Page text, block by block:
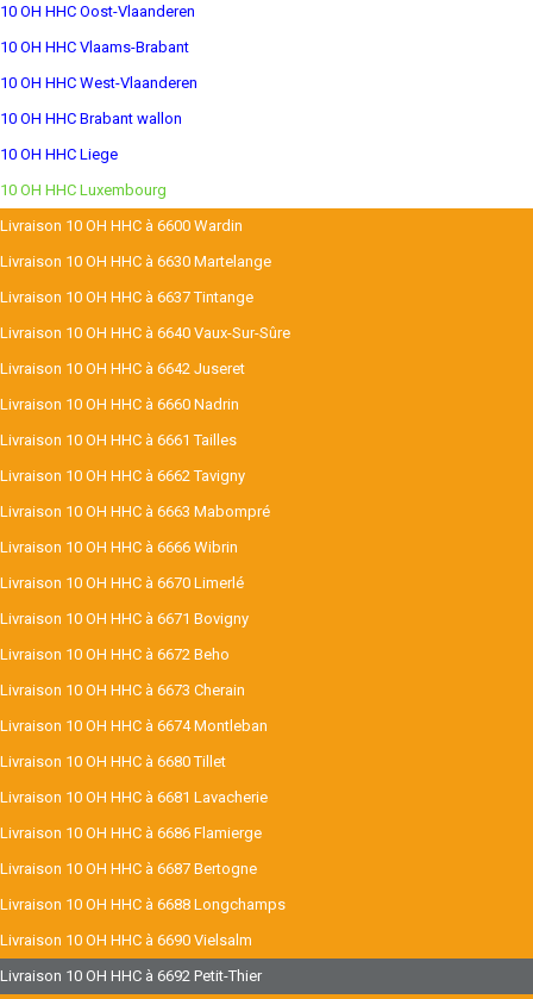
10 OH HHC Oost-Vlaanderen
10 OH HHC Vlaams-Brabant
10 OH HHC West-Vlaanderen
10 OH HHC Brabant wallon
10 OH HHC Liege
10 OH HHC Luxembourg
Livraison 10 OH HHC à 6600 Wardin
Livraison 10 OH HHC à 6630 Martelange
Livraison 10 OH HHC à 6637 Tintange
Livraison 10 OH HHC à 6640 Vaux-Sur-Sûre
Livraison 10 OH HHC à 6642 Juseret
Livraison 10 OH HHC à 6660 Nadrin
Livraison 10 OH HHC à 6661 Tailles
Livraison 10 OH HHC à 6662 Tavigny
Livraison 10 OH HHC à 6663 Mabompré
Livraison 10 OH HHC à 6666 Wibrin
Livraison 10 OH HHC à 6670 Limerlé
Livraison 10 OH HHC à 6671 Bovigny
Livraison 10 OH HHC à 6672 Beho
Livraison 10 OH HHC à 6673 Cherain
Livraison 10 OH HHC à 6674 Montleban
Livraison 10 OH HHC à 6680 Tillet
Livraison 10 OH HHC à 6681 Lavacherie
Livraison 10 OH HHC à 6686 Flamierge
Livraison 10 OH HHC à 6687 Bertogne
Livraison 10 OH HHC à 6688 Longchamps
Livraison 10 OH HHC à 6690 Vielsalm
Livraison 10 OH HHC à 6692 Petit-Thier